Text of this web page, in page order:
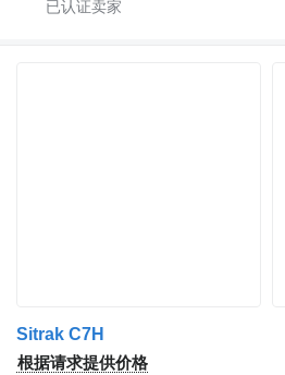
Sitrak C7H
根据请求提供价格